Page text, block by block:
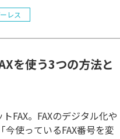
レス
を使う3つの方法と
FAX。FAXのデジタル化や
使っているFAX番号を変